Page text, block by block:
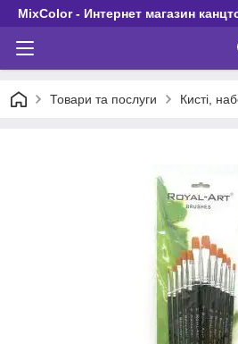
MixColor - Интернет магазин
Товари та послуги Кисті,